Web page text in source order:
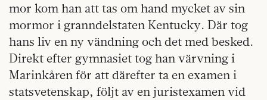
mor kom han att tas om hand mycket av sin
mormor i granndelstaten Kentucky. Där tog
hans liv en ny vändning och det med besked.
Direkt efter gymnasiet tog han värvning i
Marinkåren för att därefter ta en examen i
statsvetenskap, följt av en juristexamen vid